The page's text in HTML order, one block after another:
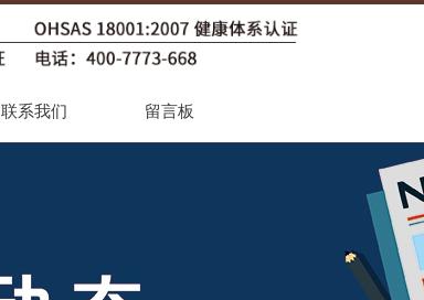
联系我们 留言板